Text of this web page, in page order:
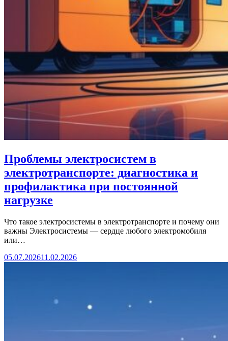
Проблемы электросистем в
электротранспорте: диагностика и
профилактика при постоянной
нагрузке
Что такое электросистемы в электротранспорте и почему они
важны Электросистемы — сердце любого электромобиля
или…
05.07.202611.02.2026